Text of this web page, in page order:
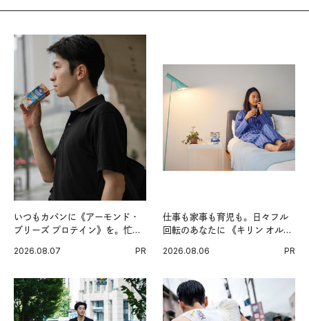
いつもカバンに《アーモンド・
ブリーズ プロテイン》を。忙し
グ習慣。
2026.08.07 PR
仕事も家事も育児も。日々フル
回転のあなたに 《キリン オルニ
2026.08.06 PR